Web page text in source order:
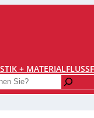
+ MATERIALFLUSS